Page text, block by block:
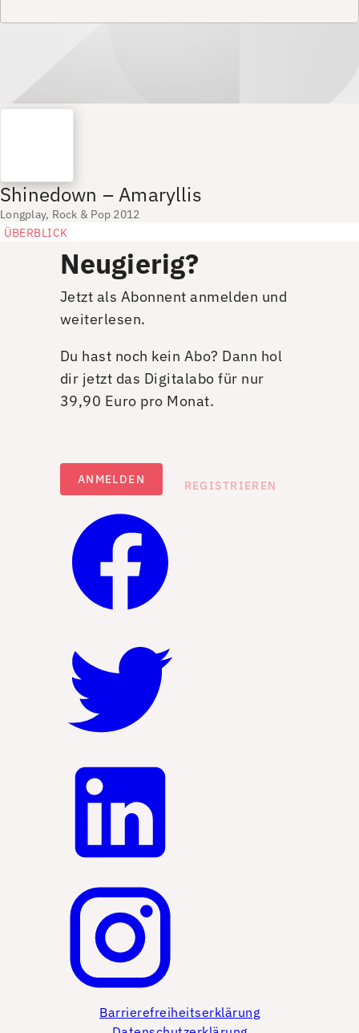
Shinedown – Amaryllis
Longplay, Rock & Pop 2012
ÜBERBLICK
Neugierig?
Jetzt als Abonnent anmelden und
weiterlesen.
Du hast noch kein Abo? Dann hol
dir jetzt das Digitalabo für nur
39,90 Euro pro Monat.
ANMELDEN REGISTRIEREN
Barrierefreiheitserklärung